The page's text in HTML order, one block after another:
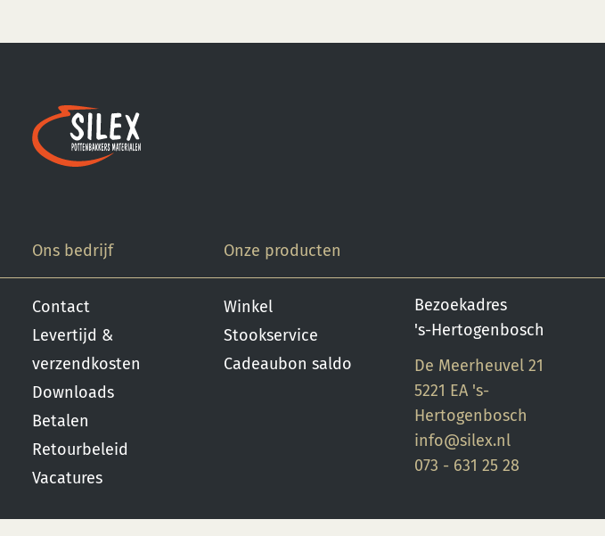
Ons bedrijf
Contact
Levertijd &
verzendkosten
Downloads
Betalen
Retourbeleid
Vacatures
Onze producten
Winkel
Stookservice
Cadeaubon saldo
Bezoekadres
's-Hertogenbosch
De Meerheuvel 21
5221 EA 's-
Hertogenbosch
info@silex.nl
073 - 631 25 28